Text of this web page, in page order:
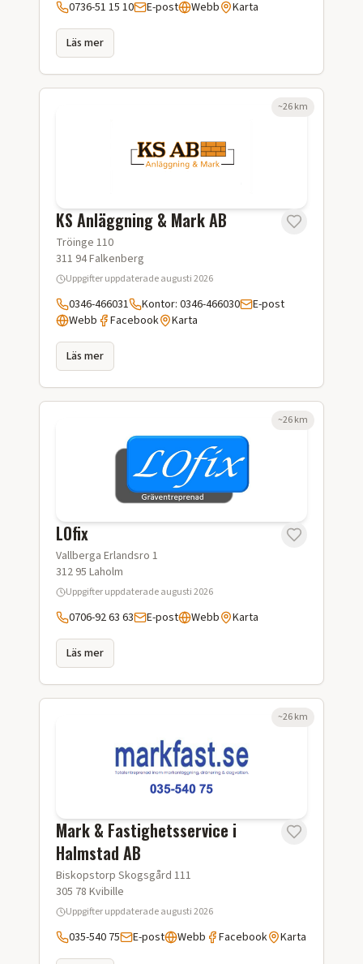
0736-51 15 10 E-post Webb Karta
Läs mer
KS Anläggning & Mark AB
Tröinge 110
311 94Falkenberg
Uppgifter uppdateradeaugusti 2026
0346-466031 Kontor: 0346-466030
E-post
Webb
Facebook Karta
Läs mer
~26km
LOfix
Vallberga Erlandsro 1
312 95 Laholm
Uppgifter uppdateradeaugusti 2026
0706-92 63 63 E-post Webb Karta
Läs mer
~26km
Mark & Fastighetsservice i
Halmstad AB
Biskopstorp Skogsgård 111
305 78 Kvibille
Uppgifter uppdateradeaugusti 2026
035-540 75 E-post Webb Facebook Karta
~26km